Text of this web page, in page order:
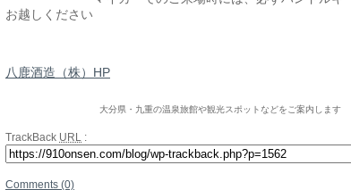
お越しください
八鹿酒造（株）HP
大分県・九重の温泉旅館や観光スポットなどをご案内します
TrackBack URL :
Comments (0)